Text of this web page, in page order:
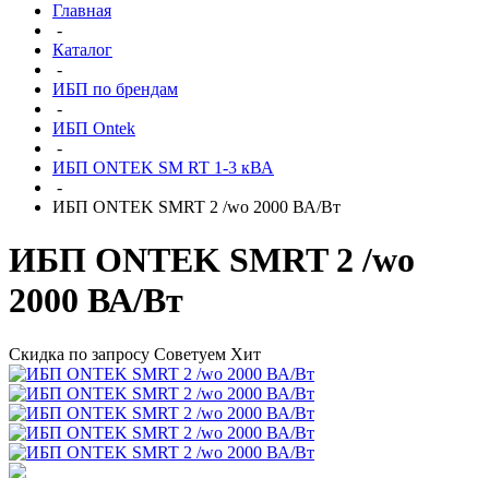
Главная
-
Каталог
-
ИБП по брендам
-
ИБП Ontek
-
ИБП ONTEK SM RT 1-3 кВА
-
ИБП ONTEK SMRT 2 /wo 2000 ВА/Вт
ИБП ONTEK SMRT 2 /wo
2000 ВА/Вт
Скидка по запросу Советуем Хит